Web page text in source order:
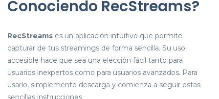
Conociendo RecStreams?
RecStreams es un aplicación intuitivo que permite
capturar de tus streamings de forma sencilla. Su uso
accesible hace que sea una elección fácil tanto para
usuarios inexpertos como para usuarios avanzados. Para
usarlo, simplemente descarga y comienza a seguir estas
sencillas instrucciones.